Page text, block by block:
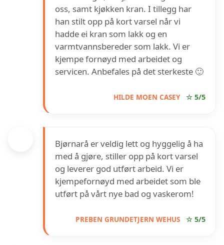
oss, samt kjøkken kran. I tillegg har
han stilt opp på kort varsel når vi
hadde ei kran som lakk og en
varmtvannsbereder som lakk. Vi er
kjempe fornøyd med arbeidet og
servicen. Anbefales på det sterkeste 🙂
HILDE MOEN CASEY ☆ 5/5
Bjørnarå er veldig lett og hyggelig å ha
med å gjøre, stiller opp på kort varsel
og leverer god utført arbeid. Vi er
kjempefornøyd med arbeidet som ble
utført på vårt nye bad og vaskerom!
PREBEN GRUNDETJERN WEHUS ☆ 5/5